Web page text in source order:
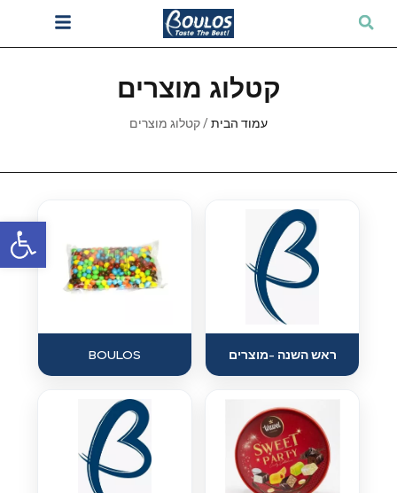
פתח
קטלוג מוצרים
עמוד הבית/ קטלוג מוצרים
ראש השנה -מוצרים BOULOS